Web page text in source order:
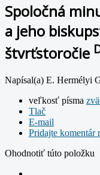
Spoločná
a jeho
štvrťstoročie
Napísal(a) E. Hermélyi
veľkosť písma
Tlač
E-mail
Pridajte komentár
Ohodnotiť túto položku